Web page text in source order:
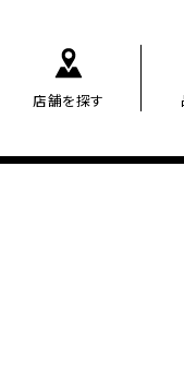
店舗を探す